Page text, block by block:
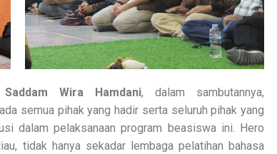
Wira Hamdani, dalam sambutannya,
semua pihak yang hadir serta seluruh pihak yang
dalam pelaksanaan program beasiswa ini. Hero
tidak hanya sekadar lembaga pelatihan bahasa